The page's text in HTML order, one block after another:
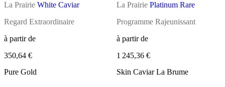
La Prairie White Caviar
Regard Extraordinaire
à partir de
350,64 €
La Prairie Platinum Rare
Programme Rajeunissant
à partir de
1 245,36 €
Pure Gold
Skin Caviar La Brume